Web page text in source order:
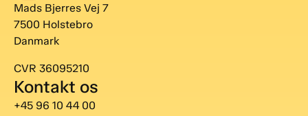
Mads Bjerres Vej 7
7500 Holstebro
Danmark
CVR 36095210
Kontakt os
+45 96 10 44 00